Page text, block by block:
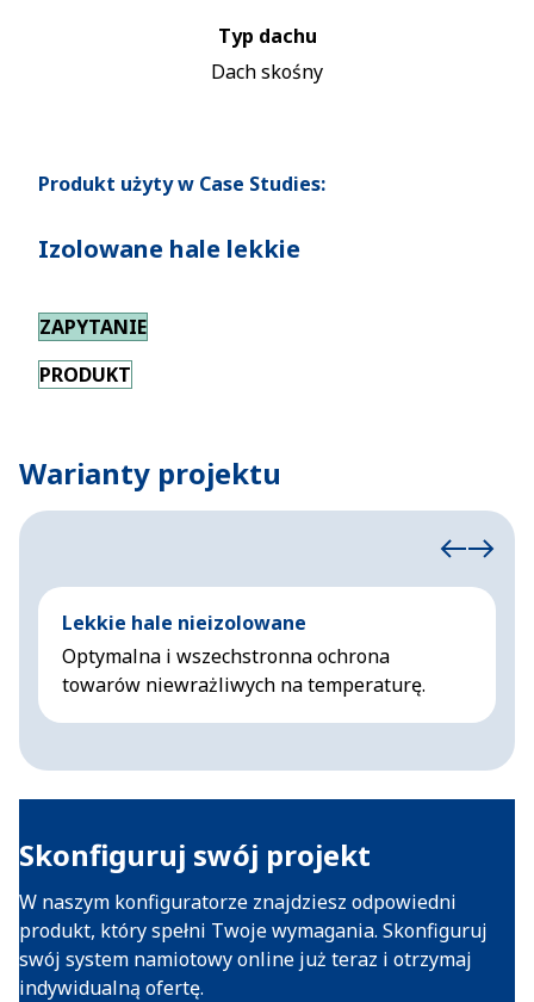
Typ dachu
Dach skośny
Produkt użyty w Case Studies:
Izolowane hale lekkie
ZAPYTANIE
PRODUKT
Warianty projektu
Lekkie hale nieizolowane
Optymalna i wszechstronna ochrona
towarów niewrażliwych na temperaturę.
Skonfiguruj swój projekt
W naszym konfiguratorze znajdziesz odpowiedni
produkt, który spełni Twoje wymagania. Skonfiguruj
swój system namiotowy online już teraz i otrzymaj
indywidualną ofertę.